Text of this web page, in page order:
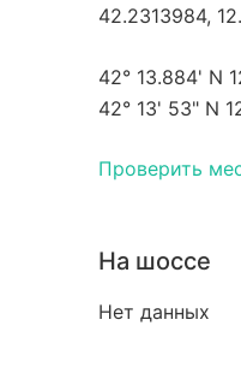
42.2313984,
42° 13.884' N
42° 13' 53" N
Проверить
На шоссе
Нет данных